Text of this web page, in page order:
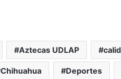
Aztecas UDLAP
Chihuahua Deportes